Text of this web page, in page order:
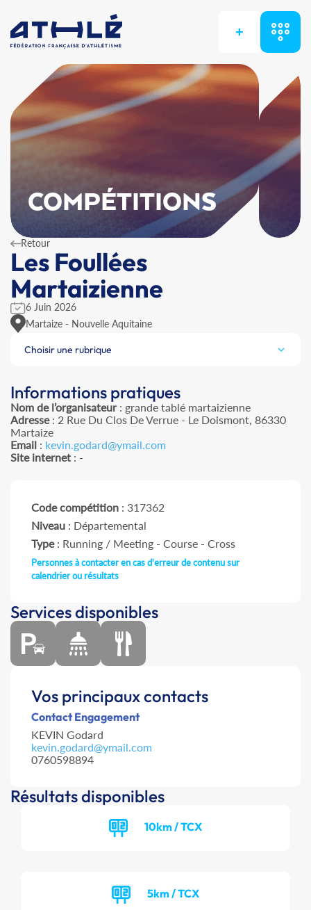
+
COMPÉTITIONS
Retour
Les Foullées
Martaizienne
6 Juin 2026
Martaize - Nouvelle Aquitaine
Choisir une rubrique
Informations pratiques
Nom de l’organisateur: grande tablé martaizienne
Adresse: 2 Rue Du Clos De Verrue - Le Doismont, 86330
Martaize
Email : kevin.godard@ymail.com
Site internet : -
Code compétition : 317362
Niveau : Départemental
Type: Running / Meeting - Course - Cross
Personnes à contacter en cas d'erreur de contenu sur
calendrier ou résultats
Services disponibles
Vos principaux contacts
Contact Engagement
KEVIN Godard
kevin.godard@ymail.com
0760598894
Résultats disponibles
10km / TCX
5km / TCX